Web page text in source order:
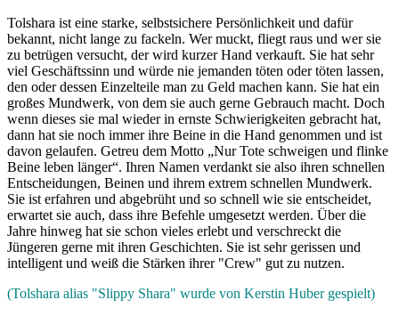
Tolshara ist eine starke, selbstsichere Persönlichkeit und dafür
bekannt, nicht lange zu fackeln. Wer muckt, fliegt raus und wer sie
zu betrügen versucht, der wird kurzer Hand verkauft. Sie hat sehr
viel Geschäftssinn und würde nie jemanden töten oder töten lassen,
den oder dessen Einzelteile man zu Geld machen kann. Sie hat ein
großes Mundwerk, von dem sie auch gerne Gebrauch macht. Doch
wenn dieses sie mal wieder in ernste Schwierigkeiten gebracht hat,
dann hat sie noch immer ihre Beine in die Hand genommen und ist
davon gelaufen. Getreu dem Motto „Nur Tote schweigen und flinke
Beine leben länger“. Ihren Namen verdankt sie also ihren schnellen
Entscheidungen, Beinen und ihrem extrem schnellen Mundwerk.
Sie ist erfahren und abgebrüht und so schnell wie sie entscheidet,
erwartet sie auch, dass ihre Befehle umgesetzt werden. Über die
Jahre hinweg hat sie schon vieles erlebt und verschreckt die
Jüngeren gerne mit ihren Geschichten. Sie ist sehr gerissen und
intelligent und weiß die Stärken ihrer "Crew" gut zu nutzen.
(Tolshara alias "Slippy Shara" wurde von Kerstin Huber gespielt)